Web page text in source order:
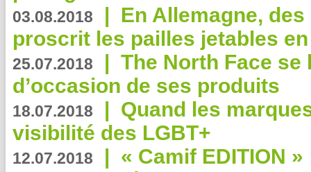
03.08.2018 | En Allemagne,
proscrit les pailles jetables
25.07.2018 | The North Face se
d’occasion de ses produits
18.07.2018 | Quand les
visibilité des LGBT+
12.07.2018 | « Camif EDITION